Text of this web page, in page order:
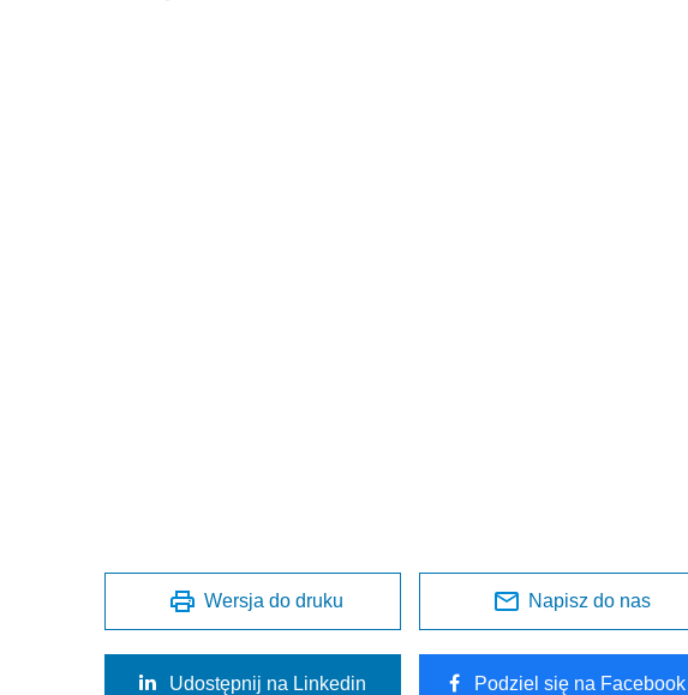
Wersja do druku Napisz do nas
Udostępnij na Linkedin Podziel się na Facebook